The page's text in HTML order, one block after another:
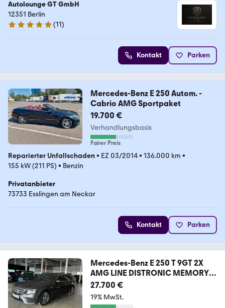
Autolounge GT GmbH
12351 Berlin
5 Sterne
(11)
Kontakt Parken
Mercedes-Benz E 250 Autom. -
Cabrio AMG Sportpaket
19.700 €
Verhandlungsbasis
Fairer Preis
Reparierter Unfallschaden• EZ 03/2014• 136.000 km •
155 kW (211 PS) • Benzin
Privatanbieter
73733 Esslingen am Neckar
Kontakt Parken
Mercedes-Benz E 250 T 9GT 2X
AMG LINE DISTRONIC MEMORY
20 ZOLL
27.700 €
19% MwSt.